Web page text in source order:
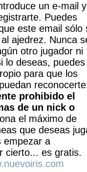
un e-mail y
Puedes
este email sólo
ajedrez. Nunca
otro jugador ni
lo deseas, puedes
para que los
prohibido el
de un nick o
el máximo de
que deseas
empezar a
cierto... es gratis.